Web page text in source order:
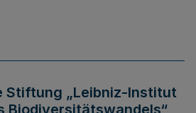
Stiftung „Leibniz-Institut
Biodiversitätswandels“